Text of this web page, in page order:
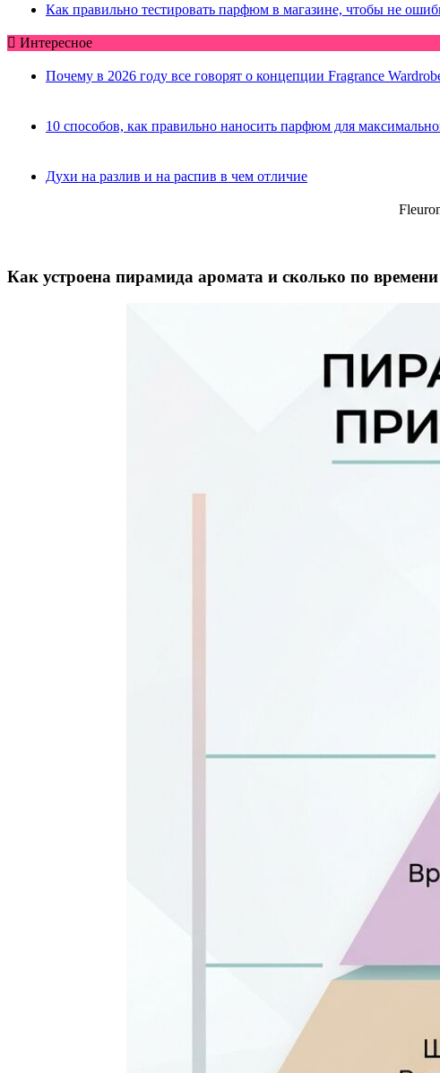
Как правильно тестировать парфюм в магазине, чтобы не
Интересное
Почему в 2026 году все говорят о концепции Fragrance
10 способов, как правильно наносить парфюм для
Духи на разлив и на распив в чем отличие
Как устроена пирамида аромата и сколько по